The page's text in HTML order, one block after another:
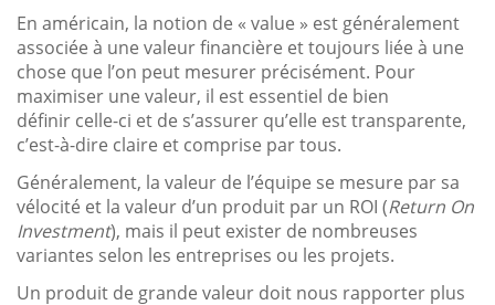
En américain, la notion de « value » est généralement
associée à une valeur financière et toujours liée à une
chose que l’on peut mesurer précisément. Pour
maximiser une valeur, il est essentiel de bien
définir celle-ci et de s’assurer qu’elle est transparente,
c’est-à-dire claire et comprise par tous.
Généralement, la valeur de l’équipe se mesure par sa
vélocité et la valeur d’un produit par un ROI (Return On
Investment), mais il peut exister de nombreuses
variantes selon les entreprises ou les projets.
Un produit de grande valeur doit nous rapporter plus